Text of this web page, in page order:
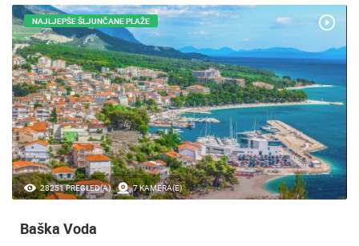
28251 PREGLED(A) 7 KAMERA(E)
NAJLJEPŠE ŠLJUNČANE PLAŽE
Baška Voda